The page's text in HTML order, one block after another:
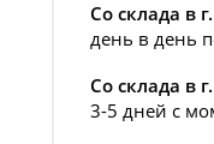
Со склада в
день в день
Со склада в
3-5 дней с